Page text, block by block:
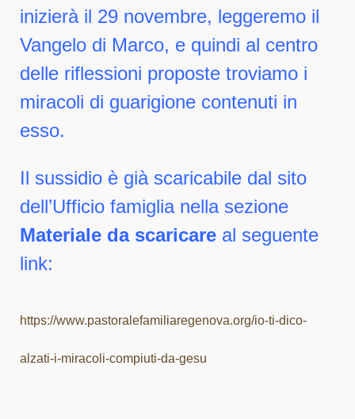
inizierà il 29 novembre, leggeremo il
Vangelo di Marco, e quindi al centro
delle riflessioni proposte troviamo i
miracoli di guarigione contenuti in
esso.
Il sussidio è già scaricabile dal sito
dell’Ufficio famiglia nella sezione
Materiale da scaricare al seguente
link:
https://www.pastoralefamiliaregenova.org/io-ti-dico-
alzati-i-miracoli-compiuti-da-gesu